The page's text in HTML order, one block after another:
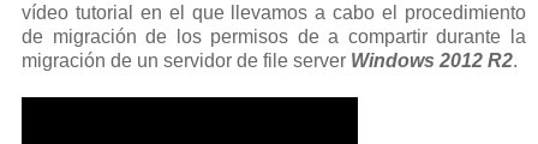
vídeo tutorial en el que llevamos a cabo el procedimiento
de migración de los permisos de a compartir durante la
migración de un servidor de file server Windows 2012 R2.